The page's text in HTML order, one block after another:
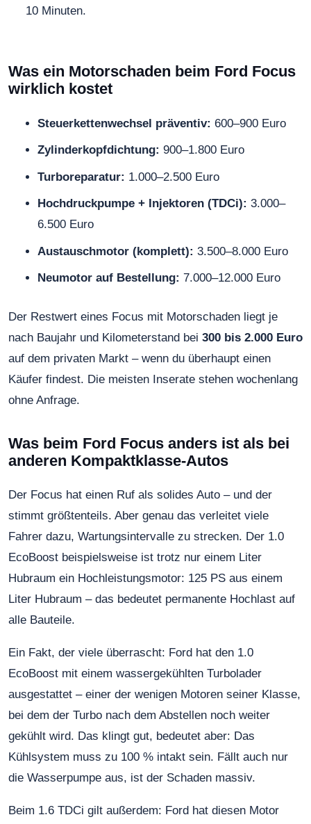
10 Minuten.
Was ein Motorschaden beim Ford Focus
wirklich kostet
Steuerkettenwechsel präventiv: 600–900 Euro
Zylinderkopfdichtung: 900–1.800 Euro
Turboreparatur: 1.000–2.500 Euro
Hochdruckpumpe + Injektoren (TDCi): 3.000–
6.500 Euro
Austauschmotor (komplett): 3.500–8.000 Euro
Neumotor auf Bestellung: 7.000–12.000 Euro
Der Restwert eines Focus mit Motorschaden liegt je
nach Baujahr und Kilometerstand bei 300 bis 2.000 Euro
auf dem privaten Markt – wenn du überhaupt einen
Käufer findest. Die meisten Inserate stehen wochenlang
ohne Anfrage.
Was beim Ford Focus anders ist als bei
anderen Kompaktklasse-Autos
Der Focus hat einen Ruf als solides Auto – und der
stimmt größtenteils. Aber genau das verleitet viele
Fahrer dazu, Wartungsintervalle zu strecken. Der 1.0
EcoBoost beispielsweise ist trotz nur einem Liter
Hubraum ein Hochleistungsmotor: 125 PS aus einem
Liter Hubraum – das bedeutet permanente Hochlast auf
alle Bauteile.
Ein Fakt, der viele überrascht: Ford hat den 1.0
EcoBoost mit einem wassergekühlten Turbolader
ausgestattet – einer der wenigen Motoren seiner Klasse,
bei dem der Turbo nach dem Abstellen noch weiter
gekühlt wird. Das klingt gut, bedeutet aber: Das
Kühlsystem muss zu 100 % intakt sein. Fällt auch nur
die Wasserpumpe aus, ist der Schaden massiv.
Beim 1.6 TDCi gilt außerdem: Ford hat diesen Motor